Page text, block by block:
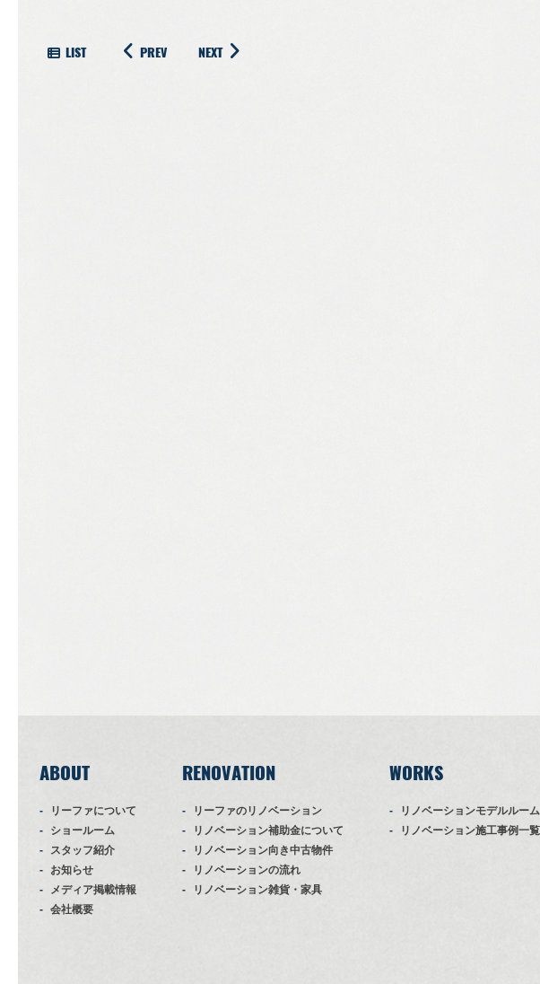
LIST PREV NEXT
ABOUT
リーファについて
ショールーム
スタッフ紹介
お知らせ
メディア掲載情報
会社概要
RENOVATION
リーファのリノベーション
リノベーション補助金について
リノベーション向き中古物件
リノベーションの流れ
リノベーション雑貨・家具
WORKS
リノベーションモデルルーム
リノベーション施工事例一覧